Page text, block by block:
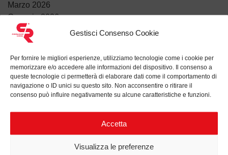
Gestisci Consenso Cookie
Per fornire le migliori esperienze, utilizziamo tecnologie come i cookie per
memorizzare e/o accedere alle informazioni del dispositivo. Il consenso a
queste tecnologie ci permetterà di elaborare dati come il comportamento di
navigazione o ID unici su questo sito. Non acconsentire o ritirare il
consenso può influire negativamente su alcune caratteristiche e funzioni.
Accetta
Visualizza le preferenze
Marzo 2026
Gennaio 2026
Dicembre 2025
Luglio 2025
Giugno 2025
Maggio 2025
Aprile 2025
Marzo 2025
Gennaio 2025